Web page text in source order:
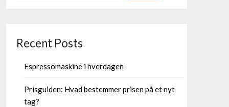
Recent Posts
Espressomaskine i hverdagen
Prisguiden: Hvad bestemmer prisen på et nyt
tag?